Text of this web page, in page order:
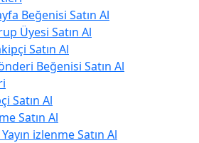
Beğenisi Satın Al
Üyesi Satın Al
Satın Al
Beğenisi Satın Al
Satın Al
Satın Al
izlenme Satın Al